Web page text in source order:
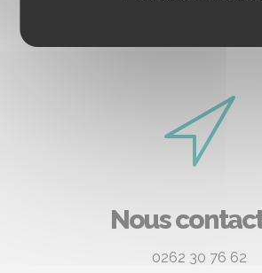
Nous
0262 30 76 62